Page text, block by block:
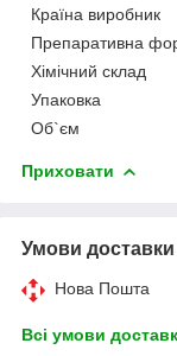
Країна виробник
Препаративна
Хімічний склад
Упаковка
Об`єм
Приховати
Умови доставки
Нова Пошта
Всі умови